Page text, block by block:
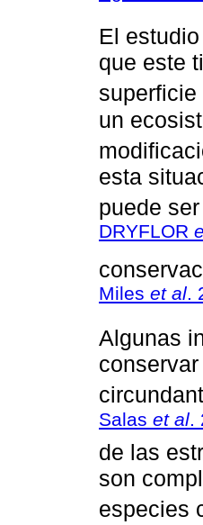
El
que este
un
esta
puede
DRYFLOR
Miles et al.
Algunas
Salas et al.
de las
son
especies